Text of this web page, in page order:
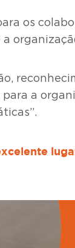
os
a